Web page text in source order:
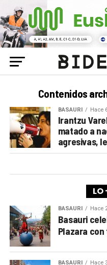
Contenidos
BASAURI Hace
Irantzu
matado a
agresivas,
LO
BASAURI Hace
Basauri
Plazara
BASAURI Hace